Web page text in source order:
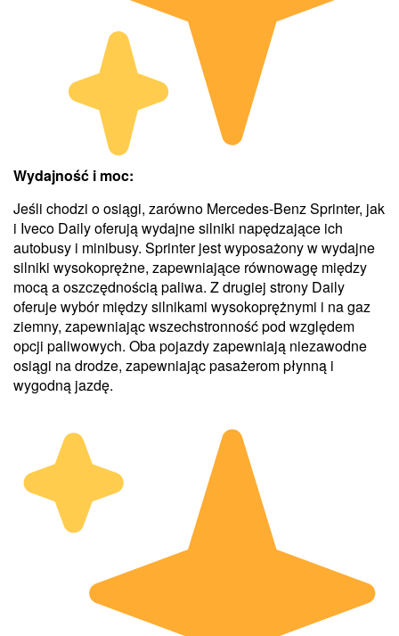
Wydajność i moc:
Jeśli chodzi o osiągi, zarówno Mercedes-Benz Sprinter, jak
i Iveco Daily oferują wydajne silniki napędzające ich
autobusy i minibusy. Sprinter jest wyposażony w wydajne
silniki wysokoprężne, zapewniające równowagę między
mocą a oszczędnością paliwa. Z drugiej strony Daily
oferuje wybór między silnikami wysokoprężnymi i na gaz
ziemny, zapewniając wszechstronność pod względem
opcji paliwowych. Oba pojazdy zapewniają niezawodne
osiągi na drodze, zapewniając pasażerom płynną i
wygodną jazdę.